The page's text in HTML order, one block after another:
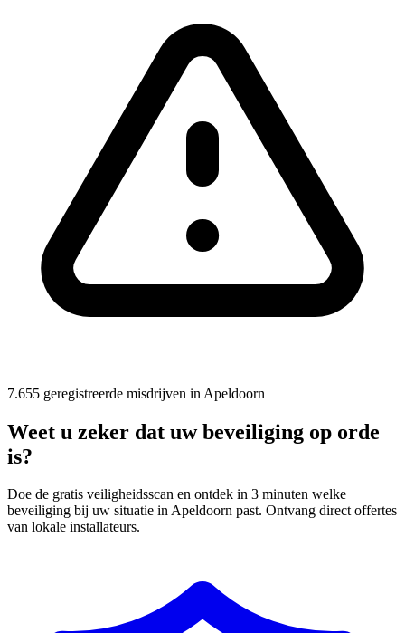
7.655 geregistreerde misdrijven in Apeldoorn
Weet u zeker dat uw beveiliging op orde
is?
Doe de gratis veiligheidsscan en ontdek in 3 minuten welke
beveiliging bij uw situatie in Apeldoorn past. Ontvang direct offertes
van lokale installateurs.